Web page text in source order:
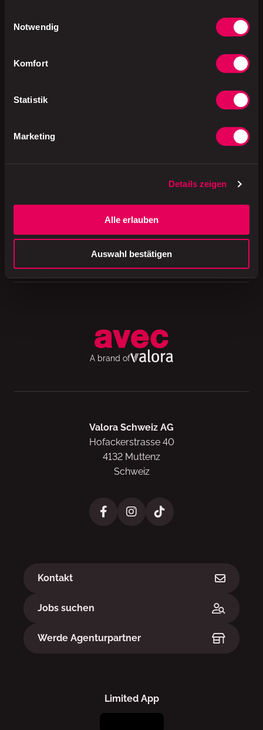
Notwendig
Komfort
Statistik
Marketing
Details zeigen
Alle erlauben
Auswahl bestätigen
jodiert, Backtreibmittel:
Pflanzliche Alternative zu
(CASHEWdrink 90% (Wasser,
Stabilisator: Pektin, vegane
Fermentationskulturen) (CH),
Agavensaft (konzentriert)
Fluorid (CH).
Schweiz
A brand of
Valora Schweiz AG
Hofackerstrasse 40
4132 Muttenz
Schweiz
Kontakt
Jobs suchen
Werde Agenturpartner
Limited App